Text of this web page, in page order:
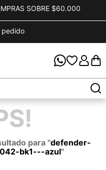
SOBRE $60.000
pedido
para "defender-
bk1---azul"